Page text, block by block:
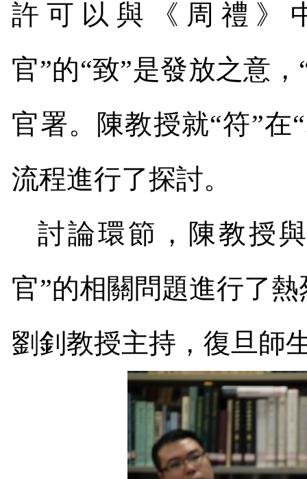
許可以與《周禮》
官”的“致”是發放之意
官署。陳教授就“符”在
流程進行了探討。
討論環節，陳教授
官”的相關問題進行了
劉釗教授主持，復旦師